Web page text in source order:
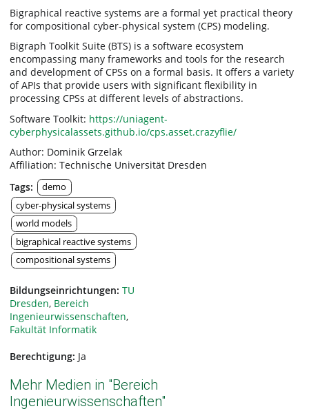
Bigraphical reactive systems are a formal yet practical theory
for compositional cyber-physical system (CPS) modeling.
Bigraph Toolkit Suite (BTS) is a software ecosystem
encompassing many frameworks and tools for the research
and development of CPSs on a formal basis. It offers a variety
of APIs that provide users with significant flexibility in
processing CPSs at different levels of abstractions.
Software Toolkit: https://uniagent-
cyberphysicalassets.github.io/cps.asset.crazyflie/
Author: Dominik Grzelak
Affiliation: Technische Universität Dresden
Tags:
demo
cyber-physical systems
world models
bigraphical reactive systems
compositional systems
Bildungseinrichtungen: TU
Dresden, Bereich
Ingenieurwissenschaften,
Fakultät Informatik
Berechtigung: Ja
Mehr Medien in "Bereich
Ingenieurwissenschaften"